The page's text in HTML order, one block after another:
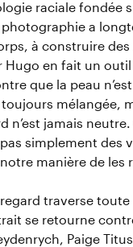
raciale fondée
a
à construire
Hugo en fait un
que la peau
mélangée,
n’est jamais
simplement des
manière de les
traverse toute
se retourne
Paige